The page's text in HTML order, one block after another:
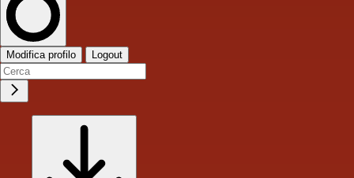
Modifica profilo Logout